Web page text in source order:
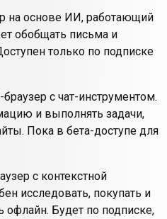
на основе ИИ, работающий
обобщать письма и
только по подписке
с чат-инструментом.
и выполнять задачи,
Пока в бета-доступе для
с контекстной
исследовать, покупать и
офлайн. Будет по подписке,